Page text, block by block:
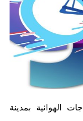
الهوائية بمدينة